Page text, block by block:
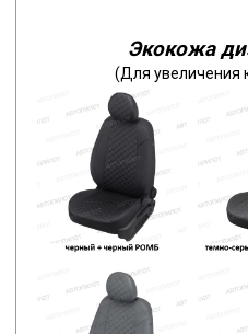
Экокожа
(Для увеличения